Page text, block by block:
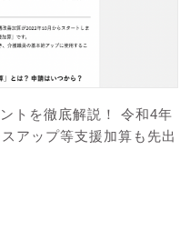
トを徹底解説！ 令和4年
アップ等支援加算も先出